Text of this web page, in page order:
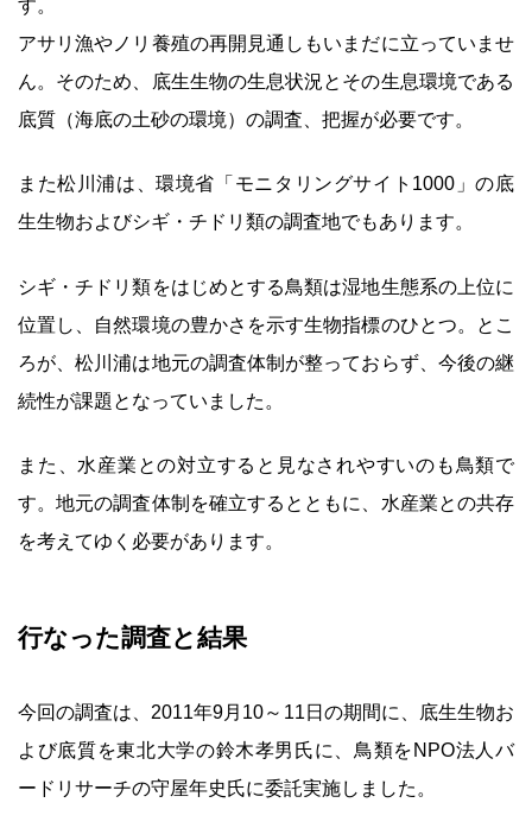
す。
アサリ漁やノリ養殖の再開見通しもいまだに立っていませ
ん。そのため、底生生物の生息状況とその生息環境である
底質（海底の土砂の環境）の調査、把握が必要です。
また松川浦は、環境省「モニタリングサイト1000」の底
生生物およびシギ・チドリ類の調査地でもあります。
シギ・チドリ類をはじめとする鳥類は湿地生態系の上位に
位置し、自然環境の豊かさを示す生物指標のひとつ。とこ
ろが、松川浦は地元の調査体制が整っておらず、今後の継
続性が課題となっていました。
また、水産業との対立すると見なされやすいのも鳥類で
す。地元の調査体制を確立するとともに、水産業との共存
を考えてゆく必要があります。
行なった調査と結果
今回の調査は、2011年9月10～11日の期間に、底生生物お
よび底質を東北大学の鈴木孝男氏に、鳥類をNPO法人バ
ードリサーチの守屋年史氏に委託実施しました。